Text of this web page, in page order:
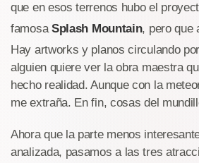
que en esos terrenos hubo el
famosaSplash Mountain, pero que
Hay artworks y planos circulando
alguien quiere ver la obra maestra
hecho realidad. Aunque con la
me extraña. En fin, cosas del
Ahora que la parte menos
analizada, pasamos a las tres